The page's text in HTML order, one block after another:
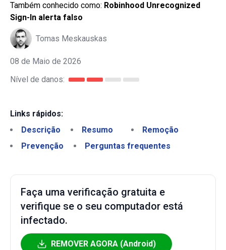
Também conhecido como: Robinhood Unrecognized
Sign-In alerta falso
Tomas Meskauskas
08 de Maio de 2026
Nível de danos:
Links rápidos:
Descrição
Resumo
Remoção
Prevenção
Perguntas frequentes
Faça uma verificação gratuita e
verifique se o seu computador está
infectado.
REMOVER AGORA (Android)